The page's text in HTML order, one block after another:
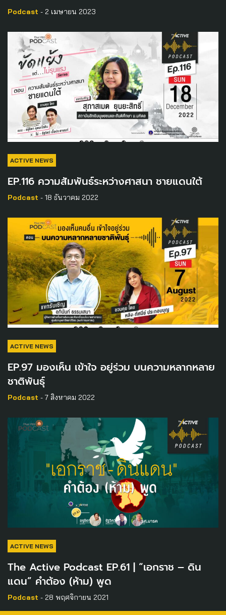
Podcast - 2 เมษายน 2023
ACTIVE NEWS
EP.116 ความสัมพันธ์ระหว่างศาสนา ชายแดนใต้
Podcast - 18 ธันวาคม 2022
ACTIVE NEWS
EP.97 มองเห็น เข้าใจ อยู่ร่วม บนความหลากหลาย
ชาติพันธุ์
Podcast - 7 สิงหาคม 2022
ACTIVE NEWS
The Active Podcast EP.61 | “เอกราช – ดิน
แดน” คำต้อง (ห้าม) พูด
Podcast - 28 พฤศจิกายน 2021